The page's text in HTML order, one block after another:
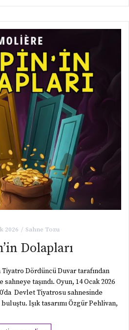
2026 Sahne Tozu
Dolapları
Dördüncü Duvar tarafından
taşındı. Oyun, 14 Ocak 2026
Işık tasarımı Özgür Pehlivan,